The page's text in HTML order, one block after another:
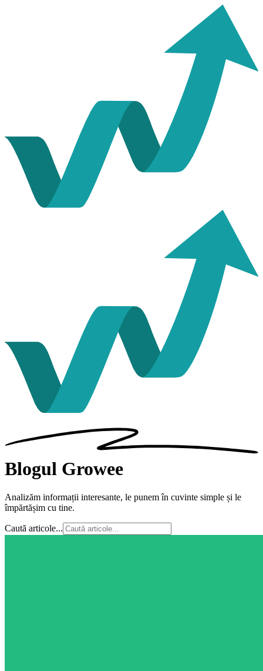
Blogul Growee
Analizăm informații interesante, le punem în cuvinte simple și le
împărtășim cu tine.
Caută articole...